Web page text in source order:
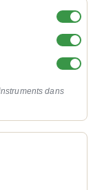
dans